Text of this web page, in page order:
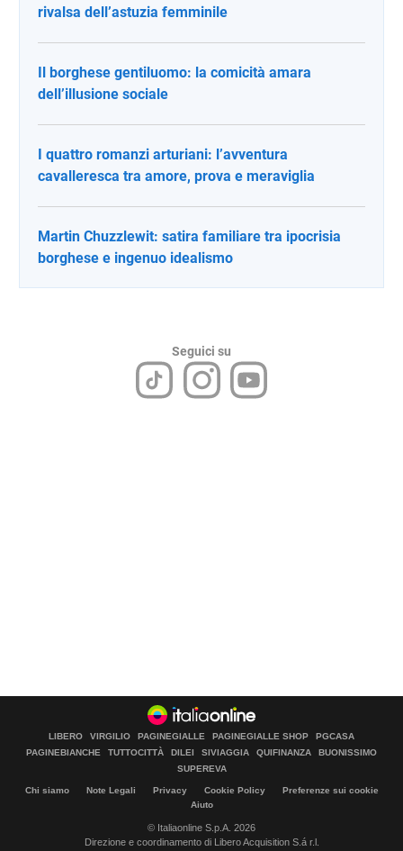
rivalsa dell’astuzia femminile
Il borghese gentiluomo: la comicità amara
dell’illusione sociale
I quattro romanzi arturiani: l’avventura
cavalleresca tra amore, prova e meraviglia
Martin Chuzzlewit: satira familiare tra ipocrisia
borghese e ingenuo idealismo
Seguici su
LIBERO VIRGILIO PAGINEGIALLE PAGINEGIALLE SHOP
PGCASA
PAGINEBIANCHE
TUTTOCITTÀ DILEI SIVIAGGIA QUIFINANZA
BUONISSIMO
SUPEREVA
Chi siamo Note Legali Privacy Cookie Policy
Preferenze sui cookie
Aiuto
© Italiaonline S.p.A. 2026
Direzione e coordinamento di Libero Acquisition S.á r.l.